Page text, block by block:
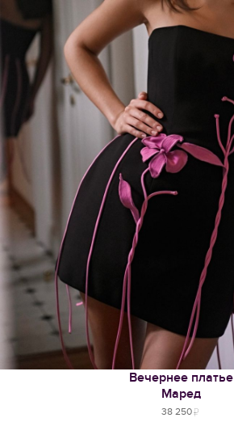
Вечернее платье
Маред
38 250